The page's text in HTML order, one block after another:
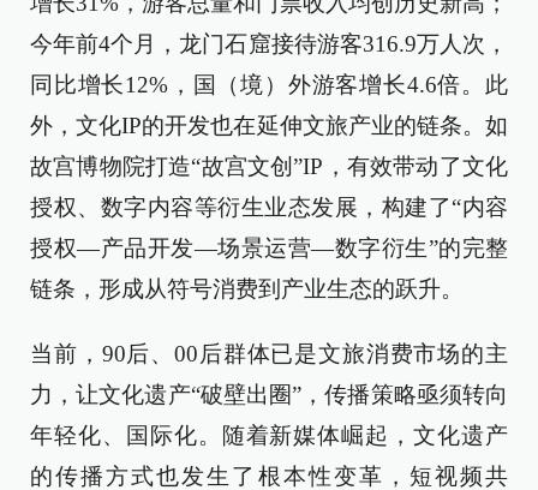
今年前4个月，龙门石窟接待游客316.9万人次，
同比增长12%，国（境）外游客增长4.6倍。此
外，文化IP的开发也在延伸文旅产业的链条。如
故宫博物院打造“故宫文创”IP，有效带动了文化
授权、数字内容等衍生业态发展，构建了“内容
授权—产品开发—场景运营—数字衍生”的完整
链条，形成从符号消费到产业生态的跃升。
当前，90后、00后群体已是文旅消费市场的主
力，让文化遗产“破壁出圈”，传播策略亟须转向
年轻化、国际化。随着新媒体崛起，文化遗产
的传播方式也发生了根本性变革，短视频共